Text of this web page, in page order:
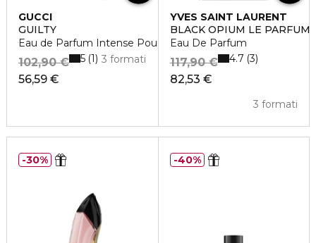
GUCCI
GUILTY
Eau de Parfum Intense Pour Femme
56,59 €
102,90 € 3 formati
5 1
YVES SAINT LAURENT
BLACK OPIUM LE PARFUM
Eau De Parfum
82,53 €
117,90 €
3 formati
4.7 3
30% 40%